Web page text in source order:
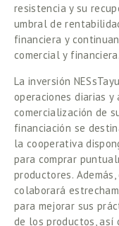
resistencia y su
umbral de
financiera y
comercial y financiera.
La inversión
operaciones diarias
comercialización de
financiación se
la cooperativa
para comprar
productores.
colaborará
para mejorar sus
de los productos, así